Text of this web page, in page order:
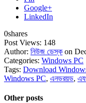
Google+
LinkedIn
0shares
Post Views: 148
Author: নিউজ ডেস্ক on
Categories: Windows PC
Tags: Download
Windows PC, এনডরয়ড,
Other posts